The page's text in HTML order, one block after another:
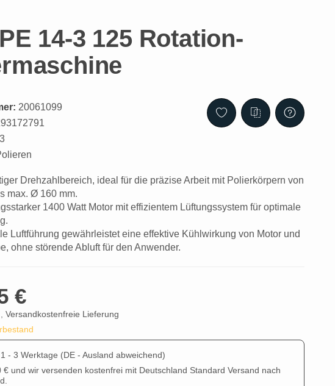
14-3 125 Rotation-
20061099
Drehzahlbereich, ideal für die präzise Arbeit mit Polierkörpern von
max. Ø 160 mm.
1400 Watt Motor mit effizientem Lüftungssystem für optimale
Luftführung gewährleistet eine effektive Kühlwirkung von Motor und
ohne störende Abluft für den Anwender.
€
Versandkostenfreie Lieferung
1 - 3 Werktage (DE - Ausland abweichend)
€ und wir versenden kostenfrei mit Deutschland Standard Versand nach